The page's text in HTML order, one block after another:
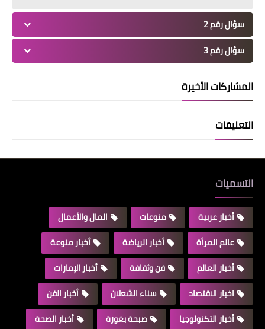
سؤال رقم 2
سؤال رقم 3
المشاركات الأخيرة
التعليقات
التسميات
أخبار عربية منوعات
المال والأعمال
عالم المرأة
أخبار الرياضة
أخبار منوعة
أخبار العالم
فن وثقافة
أخبار الإمارات
اخبار الاقتصاد
سناء الشعلان
أخبار الفن
أخبار التكنولوجيا
صبحة بغورة
أخبار الصحة